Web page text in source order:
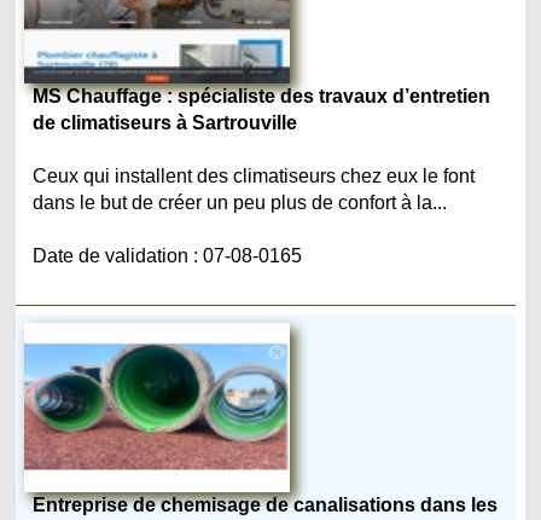
MS Chauffage : spécialiste des travaux d’entretien
de climatiseurs à Sartrouville
Ceux qui installent des climatiseurs chez eux le font
dans le but de créer un peu plus de confort à la...
Date de validation : 07-08-0165
Entreprise de chemisage de canalisations dans les